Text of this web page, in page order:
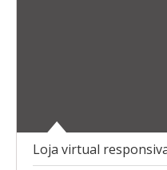
Loja virtual